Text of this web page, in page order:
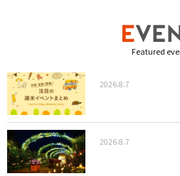
Featured
2026.8.7
2026.8.7